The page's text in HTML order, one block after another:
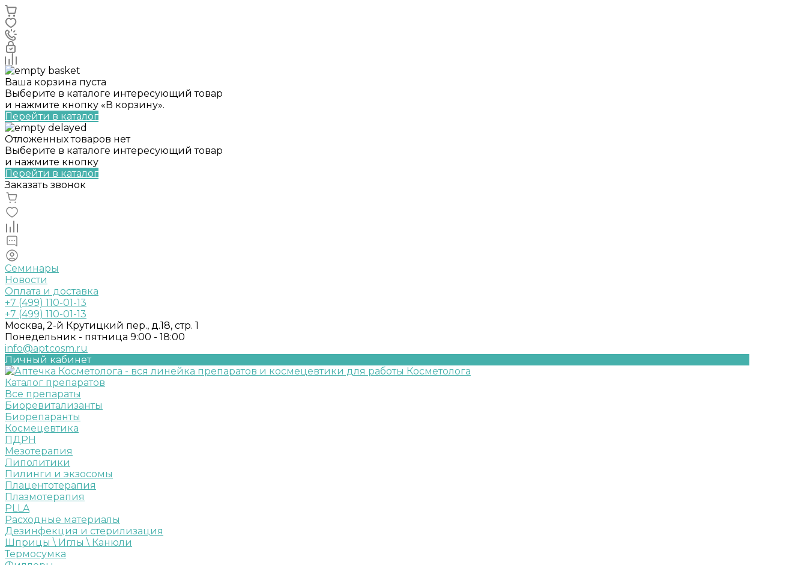
Ваша корзина пуста
Выберите в каталоге интересующий товар
и нажмите кнопку «В корзину».
Перейти в каталог
Отложенных товаров нет
Выберите в каталоге интересующий товар
и нажмите кнопку
Перейти в каталог
Заказать звонок
Семинары
Новости
Оплата и доставка
+7 (499) 110-01-13
+7 (499) 110-01-13
Москва, 2-й Крутицкий пер., д.18, стр. 1
Понедельник - пятница 9:00 - 18:00
info@aptcosm.ru
Личный кабинет
Каталог препаратов
Все препараты
Биоревитализанты
Биорепаранты
Космецевтика
ПДРН
Мезотерапия
Липолитики
Пилинги и экзосомы
Плацентотерапия
Плазмотерапия
PLLA
Расходные материалы
Дезинфекция и стерилизация
Шприцы \ Иглы \ Канюли
Термосумка